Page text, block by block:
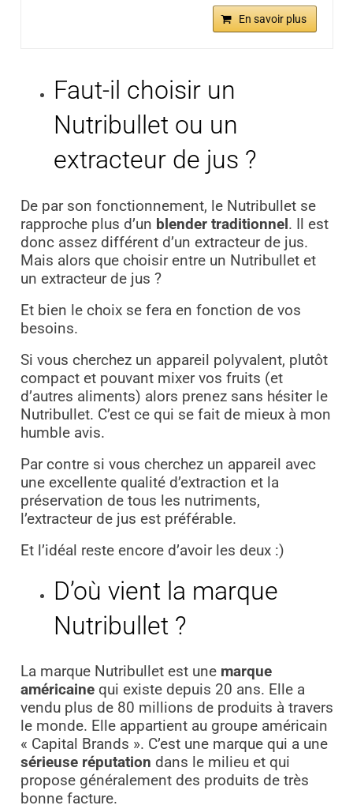
En savoir plus
Faut-il choisir un
Nutribullet ou un
extracteur de jus ?
De par son fonctionnement, le Nutribullet se
rapproche plus d’un blender traditionnel . Il est
donc assez différent d’un extracteur de jus.
Mais alors que choisir entre un Nutribullet et
un extracteur de jus ?
Et bien le choix se fera en fonction de vos
besoins.
Si vous cherchez un appareil polyvalent, plutôt
compact et pouvant mixer vos fruits (et
d’autres aliments) alors prenez sans hésiter le
Nutribullet. C’est ce qui se fait de mieux à mon
humble avis.
Par contre si vous cherchez un appareil avec
une excellente qualité d’extraction et la
préservation de tous les nutriments,
l’extracteur de jus est préférable.
Et l’idéal reste encore d’avoir les deux :)
D’où vient la marque
Nutribullet ?
La marque Nutribullet est une marque
américainequi existe depuis 20 ans. Elle a
vendu plus de 80 millions de produits à travers
le monde. Elle appartient au groupe américain
« Capital Brands ». C’est une marque qui a une
sérieuse réputation dans le milieu et qui
propose généralement des produits de très
bonne facture.